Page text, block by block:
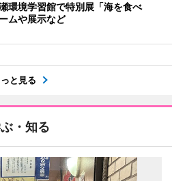
環境学習館で特別展「海を食べ
ムや展示など
と見る
・知る